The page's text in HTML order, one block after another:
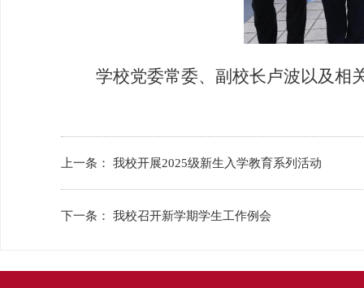
学校党委常委、副校长卢波以及相
上一条： 我校开展2025级新生入学教育系列活动
下一条： 我校召开新学期学生工作例会